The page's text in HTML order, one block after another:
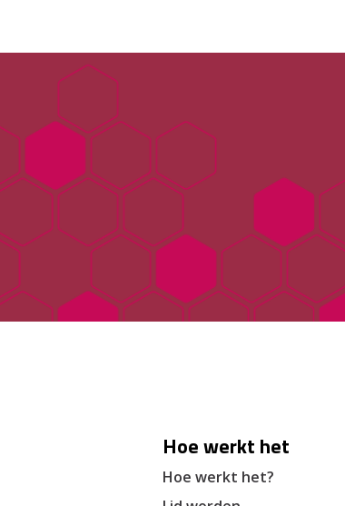
Hoe werkt het
Hoe werkt het?